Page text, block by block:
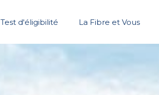
Test d'éligibilité La Fibre et Vous